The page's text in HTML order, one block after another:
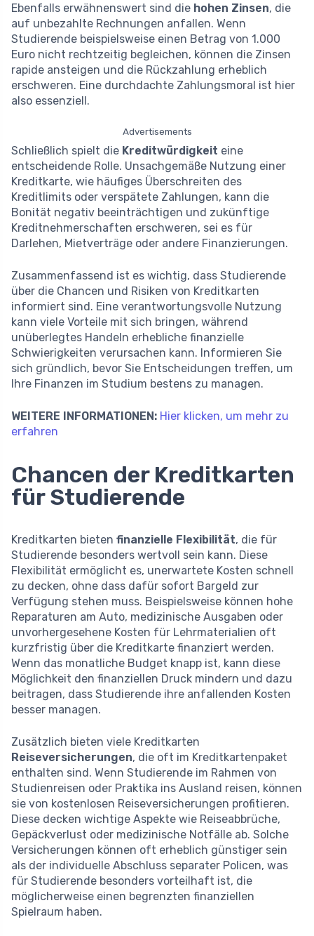
Ebenfalls erwähnenswert sind die hohen Zinsen, die
auf unbezahlte Rechnungen anfallen. Wenn
Studierende beispielsweise einen Betrag von 1.000
Euro nicht rechtzeitig begleichen, können die Zinsen
rapide ansteigen und die Rückzahlung erheblich
erschweren. Eine durchdachte Zahlungsmoral ist hier
also essenziell.
Advertisements
Schließlich spielt die Kreditwürdigkeit eine
entscheidende Rolle. Unsachgemäße Nutzung einer
Kreditkarte, wie häufiges Überschreiten des
Kreditlimits oder verspätete Zahlungen, kann die
Bonität negativ beeinträchtigen und zukünftige
Kreditnehmerschaften erschweren, sei es für
Darlehen, Mietverträge oder andere Finanzierungen.
Zusammenfassend ist es wichtig, dass Studierende
über die Chancen und Risiken von Kreditkarten
informiert sind. Eine verantwortungsvolle Nutzung
kann viele Vorteile mit sich bringen, während
unüberlegtes Handeln erhebliche finanzielle
Schwierigkeiten verursachen kann. Informieren Sie
sich gründlich, bevor Sie Entscheidungen treffen, um
Ihre Finanzen im Studium bestens zu managen.
WEITERE INFORMATIONEN: Hier klicken, um mehr zu
erfahren
Chancen der Kreditkarten
für Studierende
Kreditkarten bieten finanzielle Flexibilität, die für
Studierende besonders wertvoll sein kann. Diese
Flexibilität ermöglicht es, unerwartete Kosten schnell
zu decken, ohne dass dafür sofort Bargeld zur
Verfügung stehen muss. Beispielsweise können hohe
Reparaturen am Auto, medizinische Ausgaben oder
unvorhergesehene Kosten für Lehrmaterialien oft
kurzfristig über die Kreditkarte finanziert werden.
Wenn das monatliche Budget knapp ist, kann diese
Möglichkeit den finanziellen Druck mindern und dazu
beitragen, dass Studierende ihre anfallenden Kosten
besser managen.
Zusätzlich bieten viele Kreditkarten
Reiseversicherungen, die oft im Kreditkartenpaket
enthalten sind. Wenn Studierende im Rahmen von
Studienreisen oder Praktika ins Ausland reisen, können
sie von kostenlosen Reiseversicherungen profitieren.
Diese decken wichtige Aspekte wie Reiseabbrüche,
Gepäckverlust oder medizinische Notfälle ab. Solche
Versicherungen können oft erheblich günstiger sein
als der individuelle Abschluss separater Policen, was
für Studierende besonders vorteilhaft ist, die
möglicherweise einen begrenzten finanziellen
Spielraum haben.